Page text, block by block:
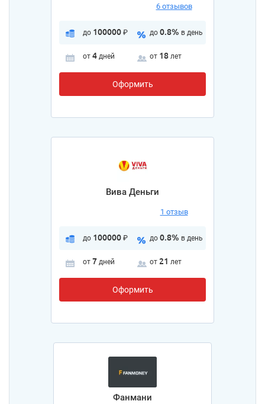
6 отзывов
до 100000 ₽ до 0.8% в день
от 4 дней от 18 лет
Оформить
Вива Деньги
1 отзыв
до 100000 ₽ до 0.8% в день
от 7 дней от 21 лет
Оформить
Фанмани